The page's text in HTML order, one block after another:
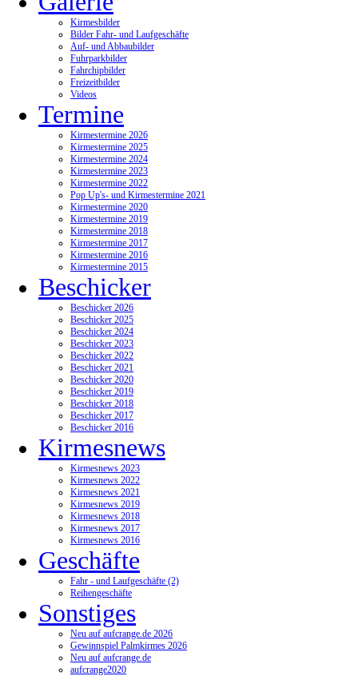
Kirmesbilder
Bilder Fahr- und Laufgeschäfte
Auf- und Abbaubilder
Fuhrparkbilder
Fahrchipbilder
Freizeitbilder
Videos
Termine
Kirmestermine 2026
Kirmestermine 2025
Kirmestermine 2024
Kirmestermine 2023
Kirmestermine 2022
Pop Up's- und Kirmestermine 2021
Kirmestermine 2020
Kirmestermine 2019
Kirmestermine 2018
Kirmestermine 2017
Kirmestermine 2016
Kirmestermine 2015
Beschicker
Beschicker 2026
Beschicker 2025
Beschicker 2024
Beschicker 2023
Beschicker 2022
Beschicker 2021
Beschicker 2020
Beschicker 2019
Beschicker 2018
Beschicker 2017
Beschicker 2016
Kirmesnews
Kirmesnews 2023
Kirmesnews 2022
Kirmesnews 2021
Kirmesnews 2019
Kirmesnews 2018
Kirmesnews 2017
Kirmesnews 2016
Geschäfte
Fahr - und Laufgeschäfte (2)
Reihengeschäfte
Sonstiges
Neu auf aufcrange.de 2026
Gewinnspiel Palmkirmes 2026
Neu auf aufcrange.de
aufcrange2020